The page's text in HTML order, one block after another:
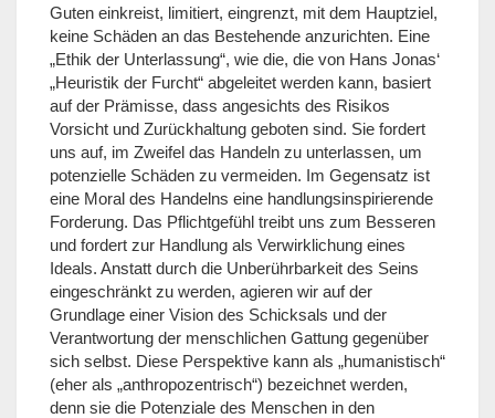
Guten einkreist, limitiert, eingrenzt, mit dem Hauptziel,
keine Schäden an das Bestehende anzurichten. Eine
„Ethik der Unterlassung“, wie die, die von Hans Jonas‘
„Heuristik der Furcht“ abgeleitet werden kann, basiert
auf der Prämisse, dass angesichts des Risikos
Vorsicht und Zurückhaltung geboten sind. Sie fordert
uns auf, im Zweifel das Handeln zu unterlassen, um
potenzielle Schäden zu vermeiden. Im Gegensatz ist
eine Moral des Handelns eine handlungsinspirierende
Forderung. Das Pflichtgefühl treibt uns zum Besseren
und fordert zur Handlung als Verwirklichung eines
Ideals. Anstatt durch die Unberührbarkeit des Seins
eingeschränkt zu werden, agieren wir auf der
Grundlage einer Vision des Schicksals und der
Verantwortung der menschlichen Gattung gegenüber
sich selbst. Diese Perspektive kann als „humanistisch“
(eher als „anthropozentrisch“) bezeichnet werden,
denn sie die Potenziale des Menschen in den